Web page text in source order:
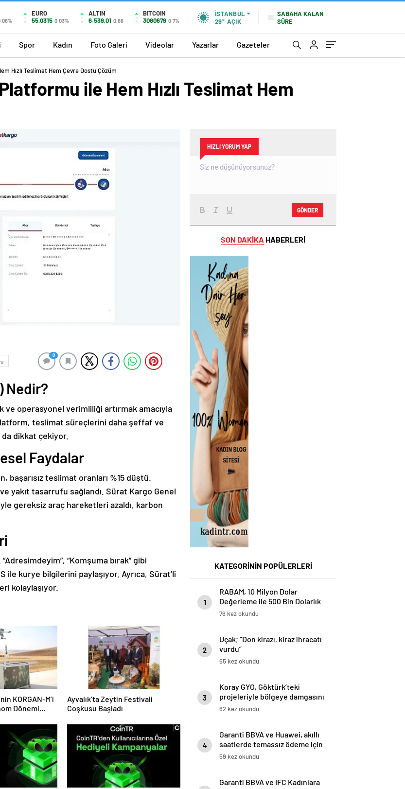
EURO
55,0315 0.03%
ALTIN
6.539,01 0,66
BITCOIN
3080679 0.7%
İSTANBUL
29° AÇIK
SABAHA KALAN
SÜRE
Spor Kadın Foto Galeri Videolar Yazarlar Gazeteler
Hızlı Teslimat Hem Çevre Dostu Çözüm
ile Hem Hızlı Teslimat Hem
0
Nedir?
operasyonel verimliliği artırmak amacıyla
teslimat süreçlerini daha şeffaf ve
dikkat çekiyor.
Faydalar
başarısız teslimat oranları %15 düştü.
yakıt tasarrufu sağlandı. Sürat Kargo Genel
gereksiz araç hareketleri azaldı, karbon
“Komşuma bırak” gibi
kurye bilgilerini paylaşıyor. Ayrıca, Sürat’li
kolaylaşıyor.
KORGAN-M’i
Dönemi
Ayvalık’ta Zeytin Festivali
Coşkusu Başladı
HIZLI YORUM YAP
GÖNDER
SON DAKİKA HABERLERİ
KATEGORİNİN POPÜLERLERİ
1
RABAM, 10 Milyon Dolar
Değerleme ile 500 Bin Dolarlık
Yatırım Aldı
76 kez okundu
2
Uçak; “Don kirazı, kiraz ihracatı
vurdu”
65 kez okundu
3
Koray GYO, Göktürk’teki
projeleriyle bölgeye damgasını
vuruyor
62 kez okundu
4
Garanti BBVA ve Huawei, akıllı
saatlerde temassız ödeme için
iş birliği yaptı: Huawei WATCH
59 kez okundu
Garanti BBVA ve IFC Kadınlara